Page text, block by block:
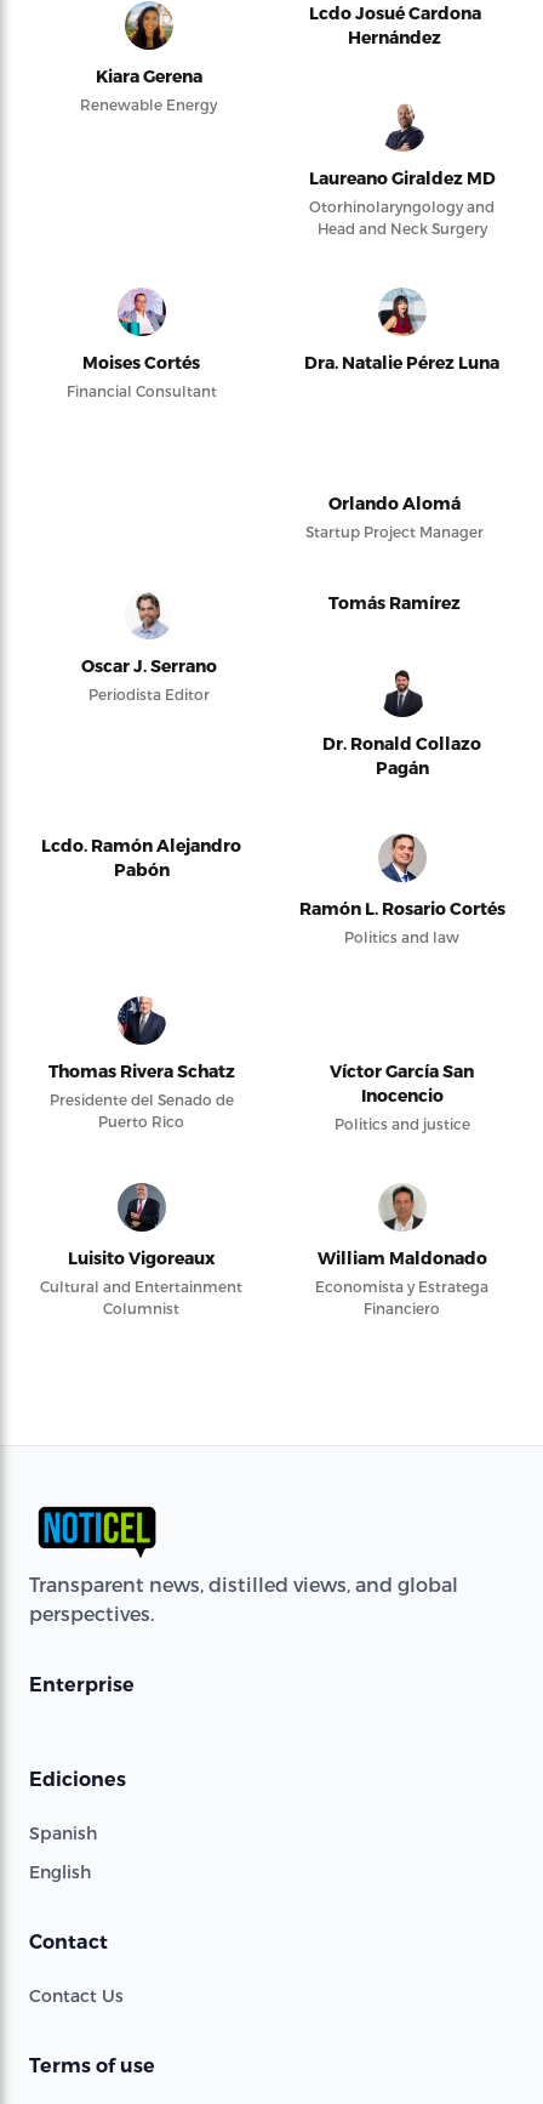
Kiara Gerena
Renewable Energy
Lcdo Josué Cardona
Hernández
Laureano Giraldez MD
Otorhinolaryngology and
Head and Neck Surgery
Moises Cortés
Financial Consultant
Dra. Natalie Pérez Luna
Orlando Alomá
Startup Project Manager
Oscar J. Serrano
Periodista Editor
Tomás Ramírez
Dr. Ronald Collazo
Pagán
Lcdo. Ramón Alejandro
Pabón
Ramón L. Rosario Cortés
Politics and law
Thomas Rivera Schatz
Presidente del Senado de
Puerto Rico
Víctor García San
Inocencio
Politics and justice
Luisito Vigoreaux
Cultural and Entertainment
Columnist
William Maldonado
Economista y Estratega
Financiero
Transparent news, distilled views, and global
perspectives.
Enterprise
Ediciones
Spanish
English
Contact
Contact Us
Terms of use